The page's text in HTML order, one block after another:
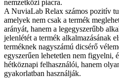
nemzetközi piacra.
A NuviaLab Relax számos pozitív
amelyek nem csak a termék
arányát, hanem a legegyszerűbb
jelenlétét a termék alkalmazásának
terméknek nagyszámú dicsérő
egyszerűen lehetetlen nem figyelni,
hétköznapi felhasználói, hanem
gyakorlatban használják.